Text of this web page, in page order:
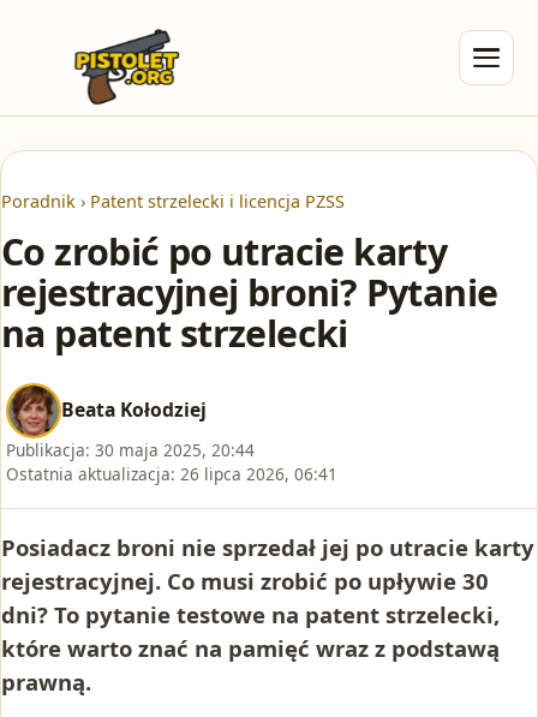
Poradnik › Patent strzelecki i licencja PZSS
Co zrobić po utracie karty
rejestracyjnej broni? Pytanie
na patent strzelecki
Beata Kołodziej
Publikacja: 30 maja 2025, 20:44
Ostatnia aktualizacja: 26 lipca 2026, 06:41
Posiadacz broni nie sprzedał jej po utracie karty
rejestracyjnej. Co musi zrobić po upływie 30
dni? To pytanie testowe na patent strzelecki,
które warto znać na pamięć wraz z podstawą
prawną.